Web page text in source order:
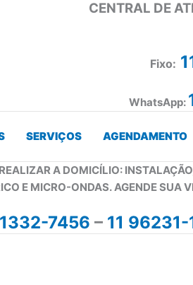
CENTRAL DE
Fixo:
WhatsApp:
SERVIÇOS AGENDAMENTO
A DOMICÍLIO:
E MICRO-ONDAS. AGENDE SUA
7456 – 11